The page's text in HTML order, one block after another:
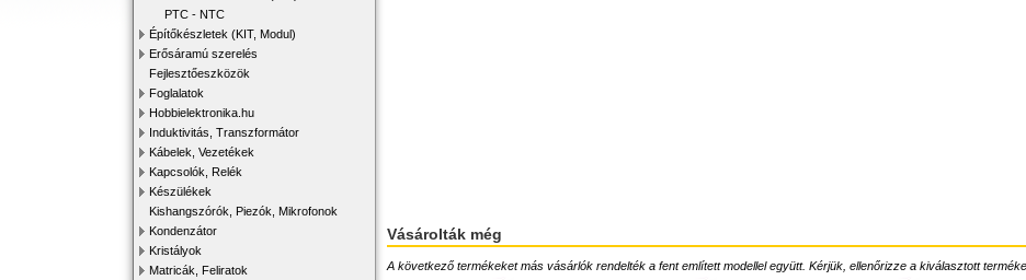
PTC - NTC
Építőkészletek (KIT, Modul)
Erősáramú szerelés
Fejlesztőeszközök
Foglalatok
Hobbielektronika.hu
Induktivitás, Transzformátor
Kábelek, Vezetékek
Kapcsolók, Relék
Készülékek
Kishangszórók, Piezók, Mikrofonok
Kondenzátor
Kristályok
Matricák, Feliratok
Vásárolták még
A következő termékeket más vásárlók rendelték a fent említett modellel együtt. Kérjük, ellenőrizze a kiválasztott